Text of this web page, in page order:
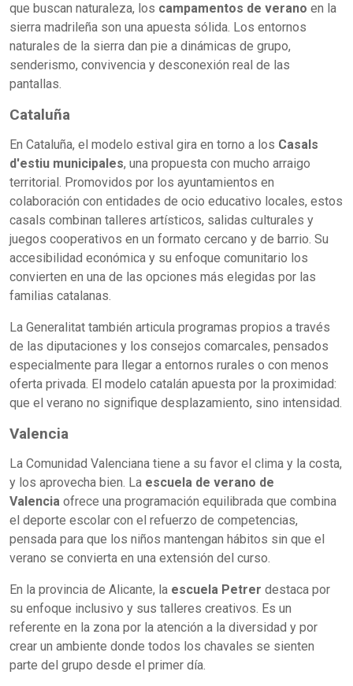
que buscan naturaleza, los campamentos de verano en la
sierra madrileña son una apuesta sólida. Los entornos
naturales de la sierra dan pie a dinámicas de grupo,
senderismo, convivencia y desconexión real de las
pantallas.
Cataluña
En Cataluña, el modelo estival gira en torno a los Casals
d'estiu municipales, una propuesta con mucho arraigo
territorial. Promovidos por los ayuntamientos en
colaboración con entidades de ocio educativo locales, estos
casals combinan talleres artísticos, salidas culturales y
juegos cooperativos en un formato cercano y de barrio. Su
accesibilidad económica y su enfoque comunitario los
convierten en una de las opciones más elegidas por las
familias catalanas.
La Generalitat también articula programas propios a través
de las diputaciones y los consejos comarcales, pensados
especialmente para llegar a entornos rurales o con menos
oferta privada. El modelo catalán apuesta por la proximidad:
que el verano no signifique desplazamiento, sino intensidad.
Valencia
La Comunidad Valenciana tiene a su favor el clima y la costa,
y los aprovecha bien. La escuela de verano de
Valencia ofrece una programación equilibrada que combina
el deporte escolar con el refuerzo de competencias,
pensada para que los niños mantengan hábitos sin que el
verano se convierta en una extensión del curso.
En la provincia de Alicante, la escuela Petrer destaca por
su enfoque inclusivo y sus talleres creativos. Es un
referente en la zona por la atención a la diversidad y por
crear un ambiente donde todos los chavales se sienten
parte del grupo desde el primer día.